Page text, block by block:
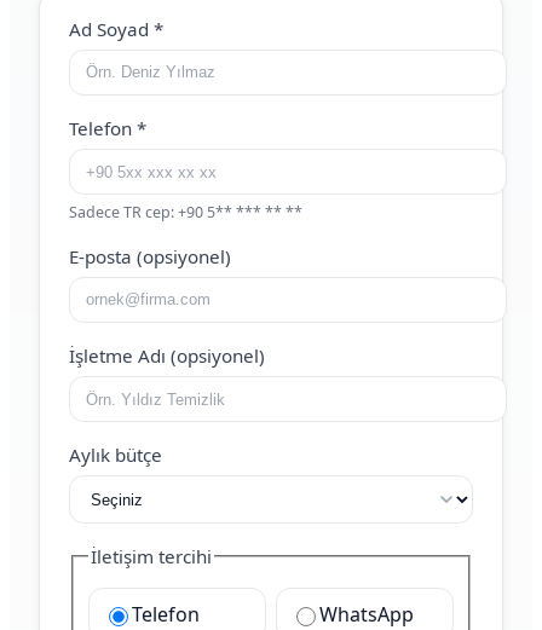
Web Site (boş bırakın)
Ad Soyad *
Telefon *
Sadece TR cep: +90 5** *** ** **
E-posta (opsiyonel)
İşletme Adı (opsiyonel)
Aylık bütçe
İletişim tercihi
Telefon WhatsApp